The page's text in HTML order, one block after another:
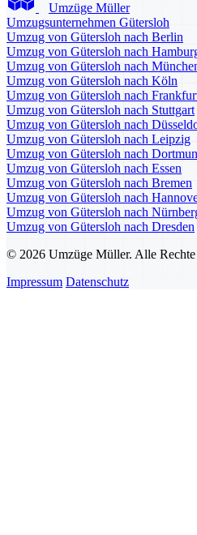
Umzüge Müller
Umzugsunternehmen Gütersloh
Umzug von Gütersloh nach Berlin
Umzug von Gütersloh nach
Umzug von Gütersloh nach
Umzug von Gütersloh nach Köln
Umzug von Gütersloh nach
Umzug von Gütersloh nach Stuttgart
Umzug von Gütersloh nach
Umzug von Gütersloh nach Leipzig
Umzug von Gütersloh nach
Umzug von Gütersloh nach Essen
Umzug von Gütersloh nach Bremen
Umzug von Gütersloh nach
Umzug von Gütersloh nach
Umzug von Gütersloh nach Dresden
© 2026 Umzüge Müller. Alle Rechte
Impressum Datenschutz